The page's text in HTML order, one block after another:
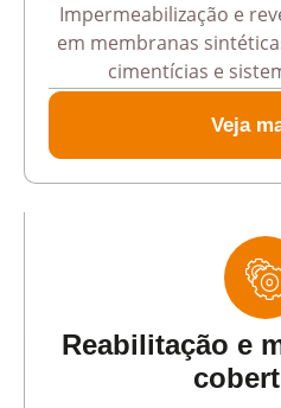
Impermeabilização e
em membranas
cimentícias e
Veja
Reabilitação e